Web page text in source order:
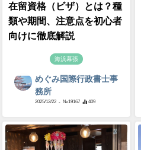
在留資格（ビザ）とは？種
類や期間、注意点を初心者
向けに徹底解説
海浜幕張
めぐみ国際行政書士事
務所
2025/12/22 - №19167 409